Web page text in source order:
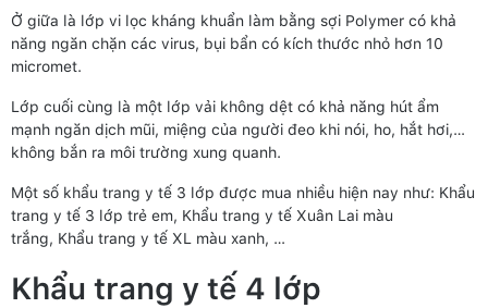
Ở giữa là lớp vi lọc kháng khuẩn làm bằng sợi Polymer có khả
năng ngăn chặn các virus, bụi bẩn có kích thước nhỏ hơn 10
micromet.
Lớp cuối cùng là một lớp vải không dệt có khả năng hút ẩm
mạnh ngăn dịch mũi, miệng của người đeo khi nói, ho, hắt hơi,…
không bắn ra môi trường xung quanh.
Một số khẩu trang y tế 3 lớp được mua nhiều hiện nay như: Khẩu
trang y tế 3 lớp trẻ em, Khẩu trang y tế Xuân Lai màu
trắng, Khẩu trang y tế XL màu xanh, …
Khẩu trang y tế 4 lớp